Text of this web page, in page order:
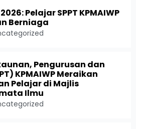
Pelajar SPPT KPMAIWP
Berniaga
Pengurusan dan
KPMAIWP Meraikan
Pelajar di Majlis
Ilmu